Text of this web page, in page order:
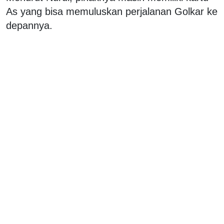
As yang bisa memuluskan perjalanan Golkar ke
depannya.